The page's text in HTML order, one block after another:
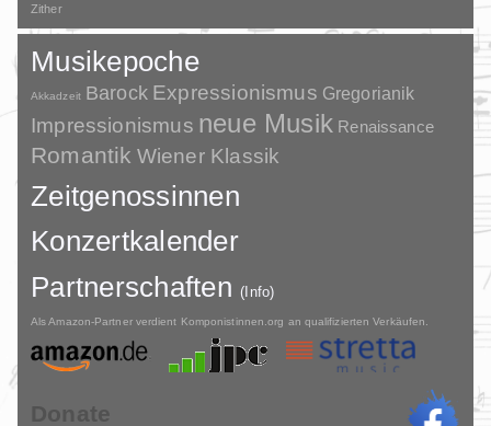
Zither
Musikepoche
Akkadzeit Barock Expressionismus Gregorianik
Impressionismus neue Musik Renaissance
Romantik Wiener Klassik
Zeitgenossinnen
Konzertkalender
Partnerschaften(Info)
Als Amazon-Partner verdient Komponistinnen.org an qualifizierten Verkäufen.
Donate